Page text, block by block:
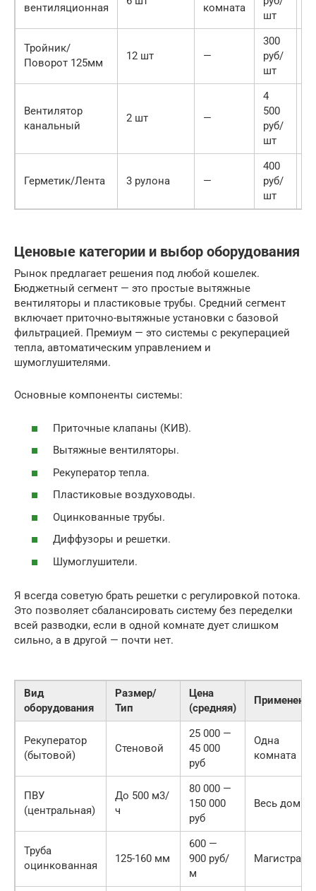
вентиляционная комната
шт
Тройник/
Поворот 125мм
12 шт —
300
руб/
шт
Вентилятор
канальный
2 шт —
4
500
руб/
шт
Герметик/Лента 3 рулона —
400
руб/
шт
Ценовые категории и выбор оборудования
Рынок предлагает решения под любой кошелек.
Бюджетный сегмент — это простые вытяжные
вентиляторы и пластиковые трубы. Средний сегмент
включает приточно-вытяжные установки с базовой
фильтрацией. Премиум — это системы с рекуперацией
тепла, автоматическим управлением и
шумоглушителями.
Основные компоненты системы:
Приточные клапаны (КИВ).
Вытяжные вентиляторы.
Рекуператор тепла.
Пластиковые воздуховоды.
Оцинкованные трубы.
Диффузоры и решетки.
Шумоглушители.
Я всегда советую брать решетки с регулировкой потока.
Это позволяет сбалансировать систему без переделки
всей разводки, если в одной комнате дует слишком
сильно, а в другой — почти нет.
Вид
оборудования
Размер/
Тип
Цена
(средняя)
Применение
Рекуператор
(бытовой)
Стеновой
25 000 —
45 000
руб
Одна
комната
ПВУ
(центральная)
До 500 м3/
ч
80 000 —
150 000
руб
Весь дом
Труба
оцинкованная
125-160 мм
600 —
900 руб/
м
Магистрали